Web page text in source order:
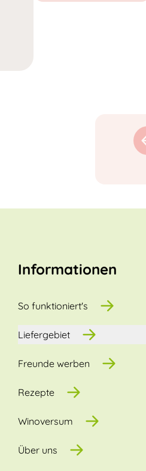
Informationen
So funktioniert's
Liefergebiet
Freunde werben
Rezepte
Winoversum
Über uns